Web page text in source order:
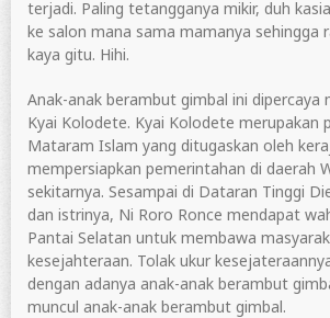
terjadi. Paling tetangganya mikir, duh
ke salon mana sama mamanya sehingga
kaya gitu. Hihi.
Anak-anak berambut gimbal ini dipercaya
Kyai Kolodete. Kyai Kolodete merupakan
Mataram Islam yang ditugaskan oleh
mempersiapkan pemerintahan di daerah
sekitarnya. Sesampai di Dataran Tinggi
dan istrinya, Ni Roro Ronce mendapat
Pantai Selatan untuk membawa
kesejahteraan. Tolak ukur
dengan adanya anak-anak berambut
muncul anak-anak berambut gimbal.